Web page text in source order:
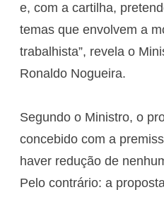
e, com a cartilha,
temas que envolvem a
trabalhista”, revela o
Ronaldo Nogueira.
Segundo o Ministro, o
concebido com a
haver redução de
Pelo contrário: a